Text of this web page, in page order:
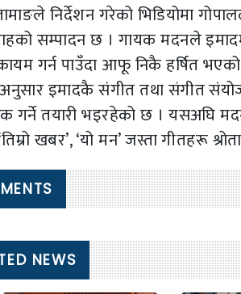
निर्देशन गरेको भिडियोमा
सम्पादन छ । गायक मदनले
गर्न पाउँदा आफू निकै हर्षित
इमादकै संगीत तथा संगीत
गर्ने तयारी भइरहेको छ । यसअघि
खबर’, ‘यो मन’ जस्ता गीतहरू
NEWS